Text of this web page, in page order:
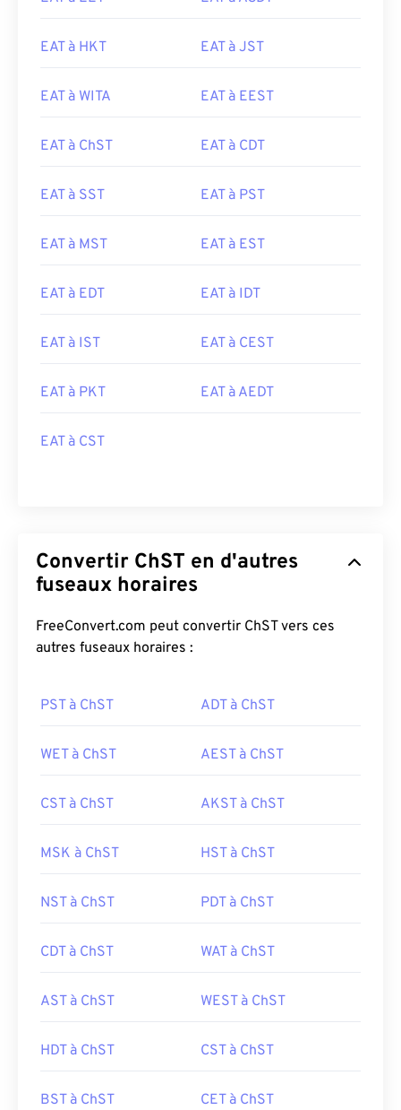
EAT à HKT EAT à JST
EAT à WITA EAT à EEST
EAT à ChST EAT à CDT
EAT à SST EAT à PST
EAT à MST EAT à EST
EAT à EDT EAT à IDT
EAT à IST EAT à CEST
EAT à PKT EAT à AEDT
EAT à CST
Convertir ChST en d'autres
fuseaux horaires
FreeConvert.com peut convertir ChST vers ces
autres fuseaux horaires :
PST à ChST ADT à ChST
WET à ChST AEST à ChST
CST à ChST AKST à ChST
MSK à ChST HST à ChST
NST à ChST PDT à ChST
CDT à ChST WAT à ChST
AST à ChST WEST à ChST
HDT à ChST CST à ChST
BST à ChST CET à ChST